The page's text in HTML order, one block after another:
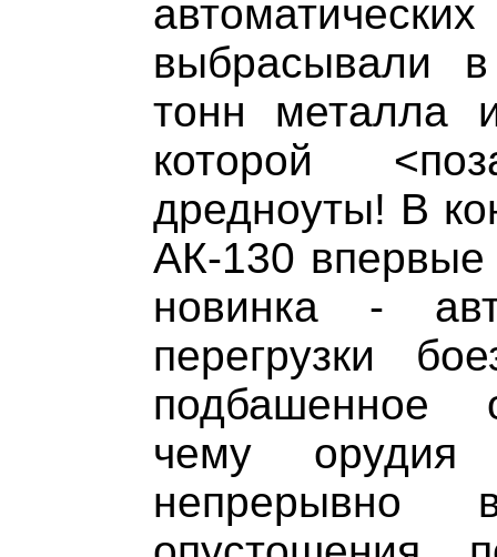
выбрасывали
тонн металла
которой
дредноуты! В
АК-130
новинка -
перегрузки
подбашенное
чему орудия
непрерывно